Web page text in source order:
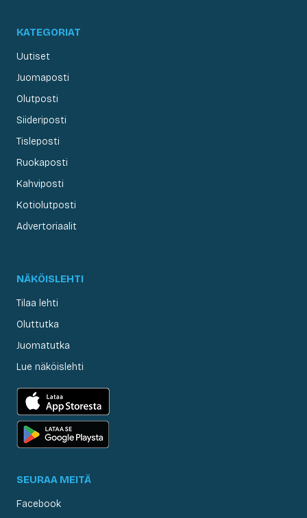
KATEGORIAT
Uutiset
Juomaposti
Olutposti
Siideriposti
Tisleposti
Ruokaposti
Kahviposti
Kotiolutposti
Advertoriaalit
NÄKÖISLEHTI
Tilaa lehti
Oluttutka
Juomatutka
Lue näköislehti
SEURAA MEITÄ
Facebook